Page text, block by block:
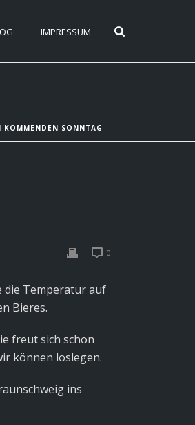
IMPRESSUM
SONNTAG
0
die Temperatur auf
Bieres.
freut sich schon
können loslegen.
ins